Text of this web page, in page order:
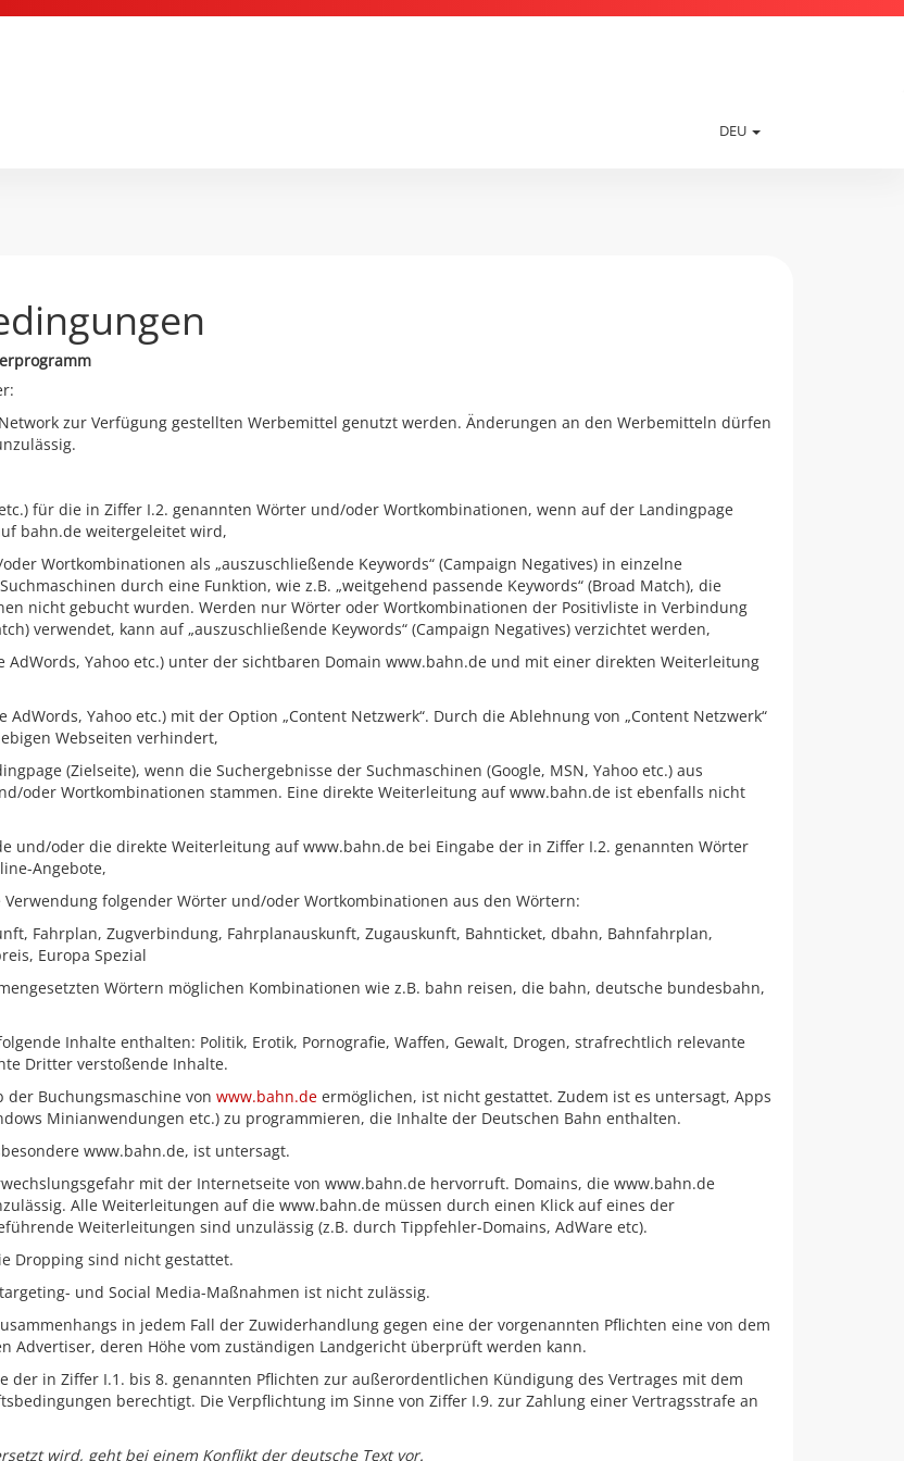
DEU
zur Verfügung gestellten Werbemittel genutzt werden. Änderungen an den Werbemitteln dürfen
für die in Ziffer I.2. genannten Wörter und/oder Wortkombinationen, wenn auf der Landingpage
bahn.de weitergeleitet wird,
Wortkombinationen als „auszuschließende Keywords“ (Campaign Negatives) in einzelne
durch eine Funktion, wie z.B. „weitgehend passende Keywords“ (Broad Match), die
nicht gebucht wurden. Werden nur Wörter oder Wortkombinationen der Positivliste in Verbindung
verwendet, kann auf „auszuschließende Keywords“ (Campaign Negatives) verzichtet werden,
AdWords, Yahoo etc.) unter der sichtbaren Domain www.bahn.de und mit einer direkten Weiterleitung
Yahoo etc.) mit der Option „Content Netzwerk“. Durch die Ablehnung von „Content Netzwerk“
Webseiten verhindert,
(Zielseite), wenn die Suchergebnisse der Suchmaschinen (Google, MSN, Yahoo etc.) aus
oder Wortkombinationen stammen. Eine direkte Weiterleitung auf www.bahn.de ist ebenfalls nicht
und/oder die direkte Weiterleitung auf www.bahn.de bei Eingabe der in Ziffer I.2. genannten Wörter
Angebote,
folgender Wörter und/oder Wortkombinationen aus den Wörtern:
Fahrplan, Zugverbindung, Fahrplanauskunft, Zugauskunft, Bahnticket, dbahn, Bahnfahrplan,
Europa Spezial
Wörtern möglichen Kombinationen wie z.B. bahn reisen, die bahn, deutsche bundesbahn,
Inhalte enthalten: Politik, Erotik, Pornografie, Waffen, Gewalt, Drogen, strafrechtlich relevante
Dritter verstoßende Inhalte.
der Buchungsmaschine von www.bahn.de ermöglichen, ist nicht gestattet. Zudem ist es untersagt, Apps
Minianwendungen etc.) zu programmieren, die Inhalte der Deutschen Bahn enthalten.
www.bahn.de, ist untersagt.
mit der Internetseite von www.bahn.de hervorruft. Domains, die www.bahn.de
Alle Weiterleitungen auf die www.bahn.de müssen durch einen Klick auf eines der
Weiterleitungen sind unzulässig (z.B. durch Tippfehler-Domains, AdWare etc).
Dropping sind nicht gestattet.
und Social Media-Maßnahmen ist nicht zulässig.
in jedem Fall der Zuwiderhandlung gegen eine der vorgenannten Pflichten eine von dem
Advertiser, deren Höhe vom zuständigen Landgericht überprüft werden kann.
der in Ziffer I.1. bis 8. genannten Pflichten zur außerordentlichen Kündigung des Vertrages mit dem
berechtigt. Die Verpflichtung im Sinne von Ziffer I.9. zur Zahlung einer Vertragsstrafe an
wird, geht bei einem Konflikt der deutsche Text vor.